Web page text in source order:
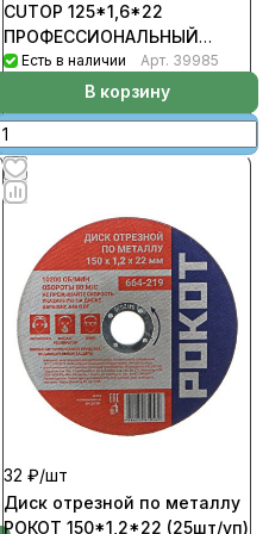
CUTOP 125*1,6*22
ПРОФЕССИОНАЛЬНЫЙ
(10шт/уп)
Есть в наличии Арт. 39985
В корзину
32 ₽/шт
Диск отрезной по металлу
РОКОТ 150*1,2*22 (25шт/уп)